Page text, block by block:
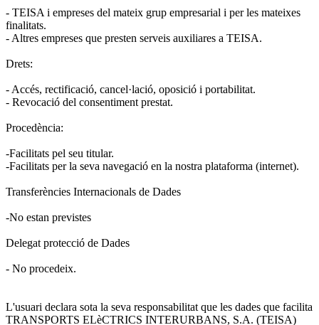
- TEISA i empreses del mateix grup empresarial i per les mateixes
finalitats.
- Altres empreses que presten serveis auxiliares a TEISA.
Drets:
- Accés, rectificació, cancel·lació, oposició i portabilitat.
- Revocació del consentiment prestat.
Procedència:
-Facilitats pel seu titular.
-Facilitats per la seva navegació en la nostra plataforma (internet).
Transferències Internacionals de Dades
-No estan previstes
Delegat protecció de Dades
- No procedeix.
L'usuari declara sota la seva responsabilitat que les dades que facilita
TRANSPORTS ELèCTRICS INTERURBANS, S.A. (TEISA)